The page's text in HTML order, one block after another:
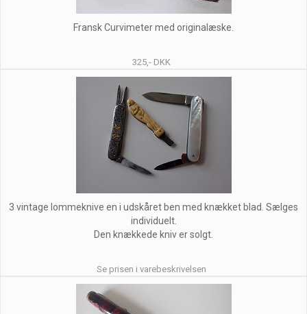
Fransk Curvimeter med originalæske.
325,- DKK
3 vintage lommeknive en i udskåret ben med knækket blad. Sælges
individuelt.
Den knækkede kniv er solgt.
Se prisen i varebeskrivelsen